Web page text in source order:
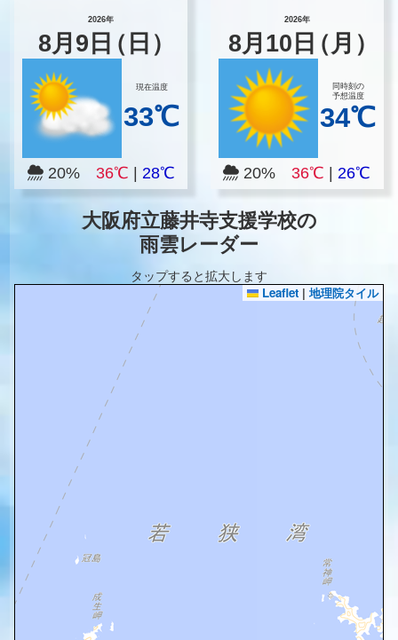
2026年
8月 9 日（日）
現在温度
33℃
20% 36℃ 28℃
2026年
8月 10 日（月）
同時刻の
予想温度
34℃
20%36℃ |26℃
大阪府立藤井寺支援学校の
雨雲レーダー
タップすると拡大します
Leaflet | 地理院タイル